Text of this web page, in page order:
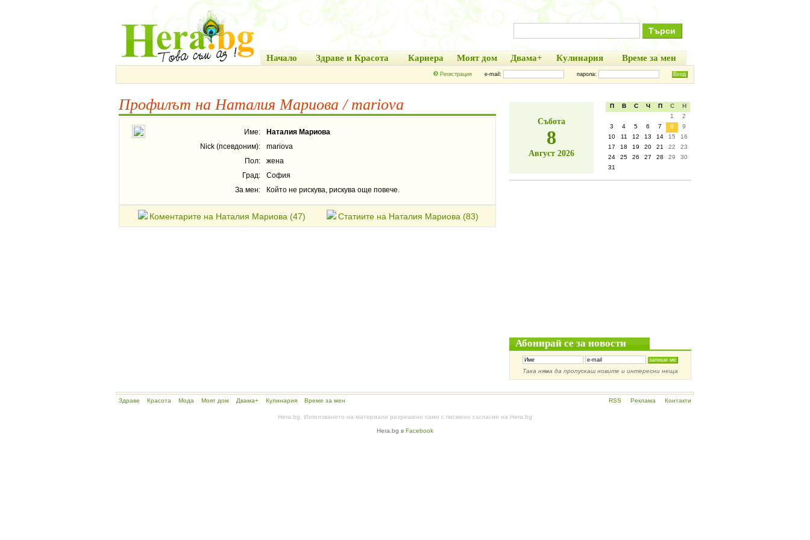
Начало Здраве и Красота Кариера Моят дом Двама+ Кулинария Време за мен
Регистрация e-mail: парола:
Профилът на Наталия Мариова / mariova
Име:
Наталия Мариова
Nick (псевдоним):
mariova
Пол:
жена
Град:
София
За мен:
Който не рискува, рискува още повече.
Коментарите на Наталия Мариова (47) Статиите на Наталия Мариова (83)
Събота
8
Август 2026
П В С Ч П С
Н
1
2
3
4 5 6 7 8
9
10
11 12 13 14 15
16
17
18 19 20 21 22
23
24
25 26 27 28 29
30
31
Абонирай се за новости
Така няма да пропускаш новите и интересни неща
Здраве Красота Мода Моят дом Двама+ Кулинария Време за мен RSS Реклама Контакти
Hera.bg. Използването на материали разрешено само с писмено съгласие на Hera.bg
Hera.bg в Facebook